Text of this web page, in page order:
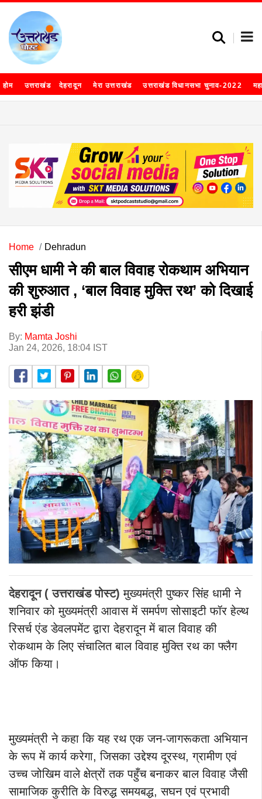
होम उत्तराखंड देहरादून मेरा उत्तराखंड उत्तराखंड विधानसभा चुनाव-2022
Home Dehradun
सीएम धामी ने की बाल विवाह रोकथाम अभियान
की शुरुआत , ‘बाल विवाह मुक्ति रथ’ को दिखाई
हरी झंडी
By: Mamta Joshi
Jan 24, 2026, 18:04 IST
देहरादून ( उत्तराखंड पोस्ट) मुख्यमंत्री पुष्कर सिंह धामी ने
शनिवार को मुख्यमंत्री आवास में समर्पण सोसाइटी फॉर हेल्थ
रिसर्च एंड डेवलपमेंट द्वारा देहरादून में बाल विवाह की
रोकथाम के लिए संचालित बाल विवाह मुक्ति रथ का फ्लैग
ऑफ किया।
मुख्यमंत्री ने कहा कि यह रथ एक जन-जागरूकता अभियान
के रूप में कार्य करेगा, जिसका उद्देश्य दूरस्थ, ग्रामीण एवं
उच्च जोखिम वाले क्षेत्रों तक पहुँच बनाकर बाल विवाह जैसी
सामाजिक कुरीति के विरुद्ध समयबद्ध, सघन एवं प्रभावी